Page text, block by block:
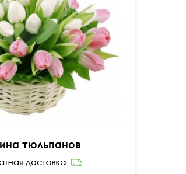
см 40 см
тюльпанов